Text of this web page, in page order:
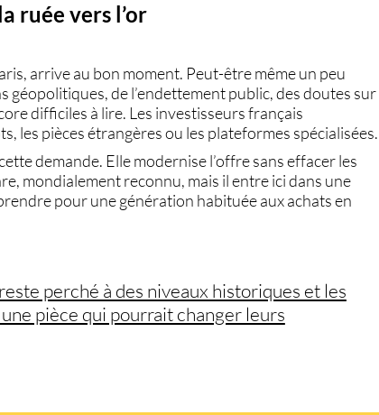
ruée vers l’or
arrive au bon moment. Peut-être même un peu
géopolitiques, de l’endettement public, des doutes sur
difficiles à lire. Les investisseurs français
les pièces étrangères ou les plateformes spécialisées.
demande. Elle modernise l’offre sans effacer les
mondialement reconnu, mais il entre ici dans une
pour une génération habituée aux achats en
perché à des niveaux historiques et les
pièce qui pourrait changer leurs